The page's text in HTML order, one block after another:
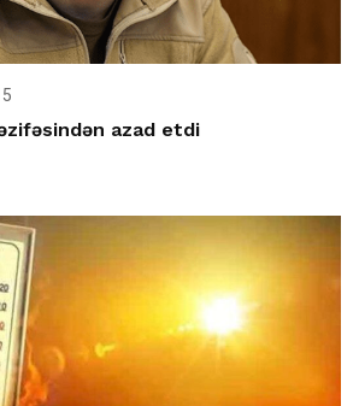
azad etdi